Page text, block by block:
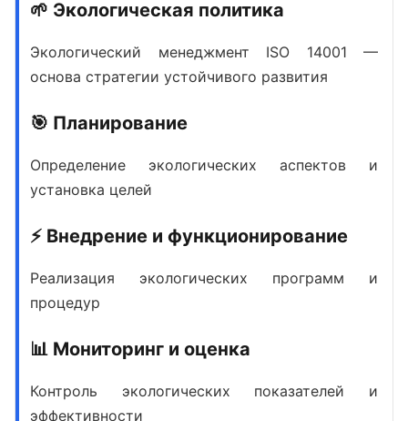
🌱 Экологическая политика
Экологический менеджмент ISO 14001 —
основа стратегии устойчивого развития
🎯 Планирование
Определение экологических аспектов и
установка целей
⚡ Внедрение и функционирование
Реализация экологических программ и
процедур
📊 Мониторинг и оценка
Контроль экологических показателей и
эффективности